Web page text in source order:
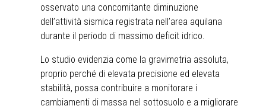
osservato una concomitante diminuzione
dell’attività sismica registrata nell’area aquilana
durante il periodo di massimo deficit idrico.
Lo studio evidenzia come la gravimetria assoluta,
proprio perché di elevata precisione ed elevata
stabilità, possa contribuire a monitorare i
cambiamenti di massa nel sottosuolo e a migliorare